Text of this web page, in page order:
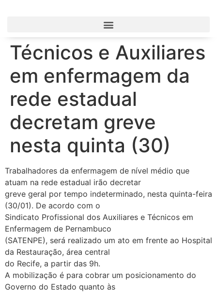
Técnicos e Auxiliares
em enfermagem da
rede estadual
decretam greve
nesta quinta (30)
Trabalhadores da enfermagem de nível médio que
atuam na rede estadual irão decretar
greve geral por tempo indeterminado, nesta quinta-feira
(30/01). De acordo com o
Sindicato Profissional dos Auxiliares e Técnicos em
Enfermagem de Pernambuco
(SATENPE), será realizado um ato em frente ao Hospital
da Restauração, área central
do Recife, a partir das 9h.
A mobilização é para cobrar um posicionamento do
Governo do Estado quanto às